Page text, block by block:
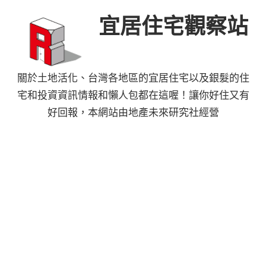
宜居住宅觀察站
關於土地活化、台灣各地區的宜居住宅以及銀髮的住
宅和投資資訊情報和懶人包都在這喔！讓你好住又有
好回報，本網站由地產未來研究社經營